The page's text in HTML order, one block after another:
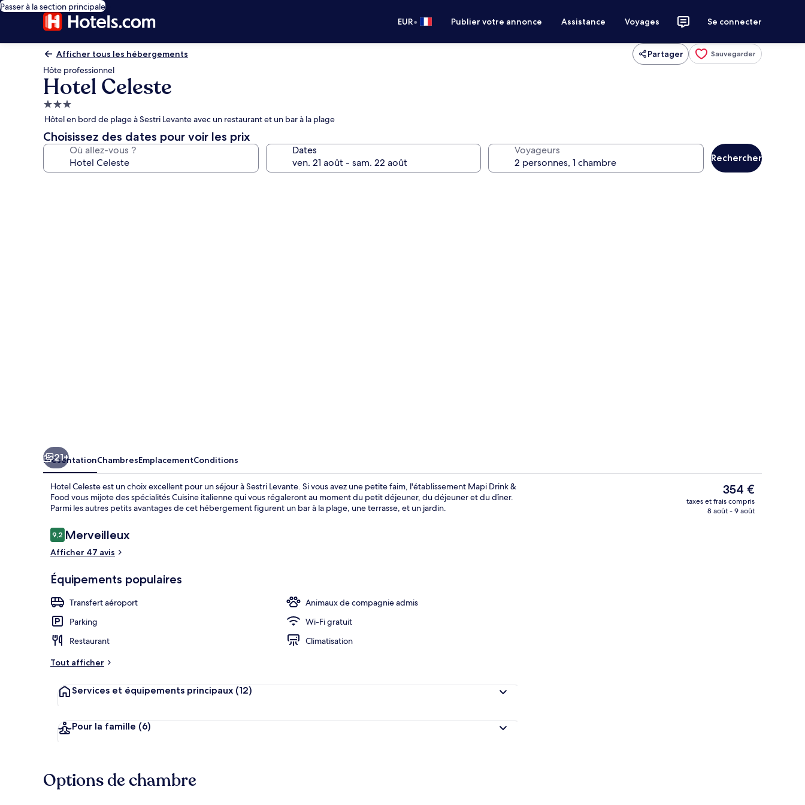
Passer à la section principale
EUR• Publier votre annonce Assistance Voyages Se connecter
Afficher tous les hébergements Partager Sauvegarder
Hôte professionnel
Hotel Celeste
Hébergement
3.0 étoiles
Hôtel en bord de plage à Sestri Levante avec un restaurant et un bar à la plage
Choisissez des dates pour voir les prix
Où allez-vous ? Dates Voyageurs
Rechercher
21+
PrésentationChambresEmplacementConditions
Hotel Celeste est un choix excellent pour un séjour à Sestri Levante. Si vous avez une petite faim, l'établissement Mapi Drink &
Food vous mijote des spécialités Cuisine italienne qui vous régaleront au moment du petit déjeuner, du déjeuner et du dîner.
Parmi les autres petits avantages de cet hébergement figurent un bar à la plage, une terrasse, et un jardin.
Avis
voyageurs
9,29,2 sur 10
Merveilleux
Afficher 47 avis
Équipements populaires
Transfert aéroport
Animaux de compagnie admis
Parking
Wi-Fi gratuit
Restaurant
Climatisation
Tout afficher
Services et équipements principaux (12)
Pour la famille (6)
Le
prix
actuel
354 €
taxes et frais compris
8 août - 9 août
Options de chambre